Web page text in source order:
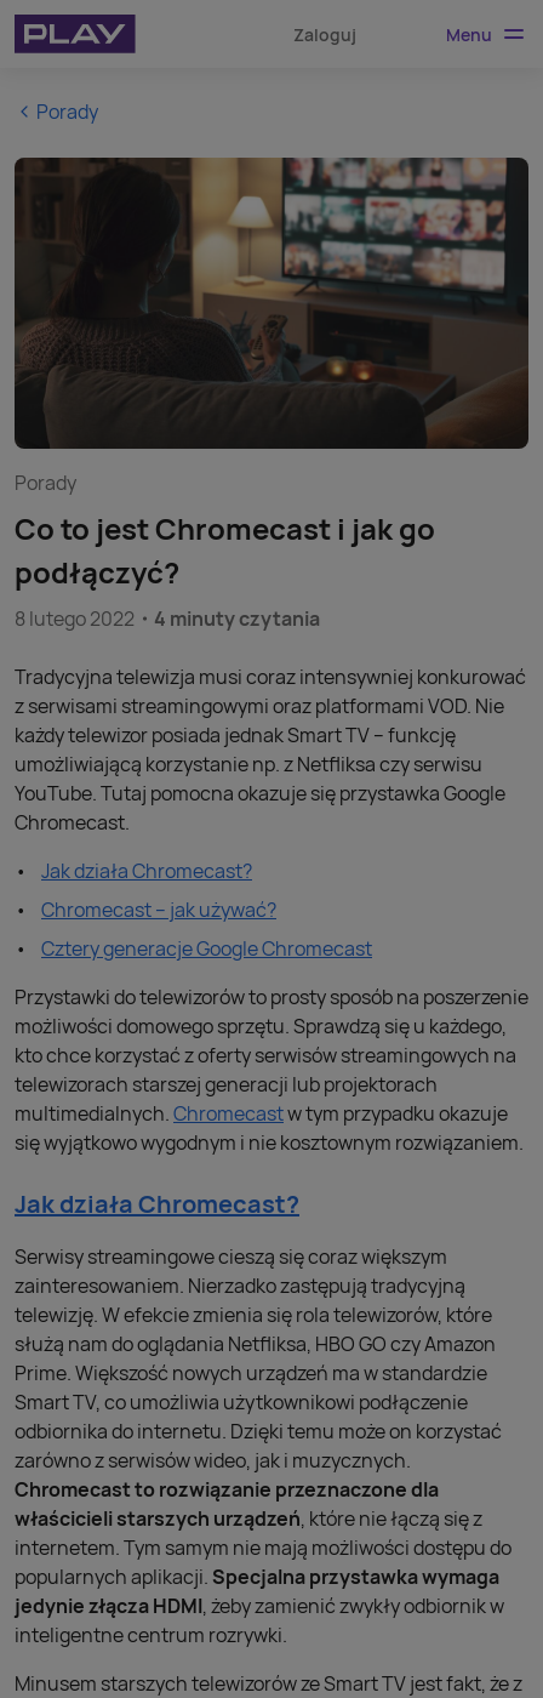
Zaloguj Menu
Porady
Porady
Co to jest Chromecast i jak go
podłączyć?
8 lutego 2022 4 minuty czytania
Tradycyjna telewizja musi coraz intensywniej konkurować
z serwisami streamingowymi oraz platformami VOD. Nie
każdy telewizor posiada jednak Smart TV – funkcję
umożliwiającą korzystanie np. z Netfliksa czy serwisu
YouTube. Tutaj pomocna okazuje się przystawka Google
Chromecast.
Jak działa Chromecast?
Chromecast – jak używać?
Cztery generacje Google Chromecast
Przystawki do telewizorów to prosty sposób na poszerzenie
możliwości domowego sprzętu. Sprawdzą się u każdego,
kto chce korzystać z oferty serwisów streamingowych na
telewizorach starszej generacji lub projektorach
multimedialnych.Chromecastw tym przypadku okazuje
się wyjątkowo wygodnym i nie kosztownym rozwiązaniem.
Jak działa Chromecast?
Serwisy streamingowe cieszą się coraz większym
zainteresowaniem. Nierzadko zastępują tradycyjną
telewizję. W efekcie zmienia się rola telewizorów, które
służą nam do oglądania Netfliksa, HBO GO czy Amazon
Prime. Większość nowych urządzeń ma w standardzie
Smart TV, co umożliwia użytkownikowi podłączenie
odbiornika do internetu. Dzięki temu może on korzystać
zarówno z serwisów wideo, jak i muzycznych.
Chromecast to rozwiązanie przeznaczone dla
właścicieli starszych urządzeń, które nie łączą się z
internetem. Tym samym nie mają możliwości dostępu do
popularnych aplikacji. Specjalna przystawka wymaga
jedynie złącza HDMI, żeby zamienić zwykły odbiornik w
inteligentne centrum rozrywki.
Minusem starszych telewizorów ze Smart TV jest fakt, że z